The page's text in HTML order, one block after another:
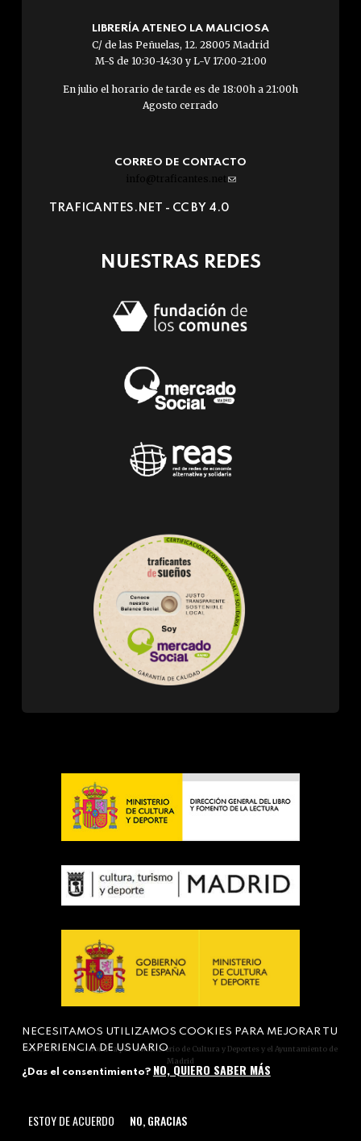
LIBRERÍA ATENEO LA MALICIOSA
C/ de las Peñuelas, 12. 28005 Madrid
M-S de 10:30-14:30 y L-V 17:00-21:00
En julio el horario de tarde es de 18:00h a 21:00h
Agosto cerrado
CORREO DE CONTACTO
info@traficantes.net (link
e-
TRAFICANTES.NET - CC BY 4.0
NUESTRAS REDES
Actividad subvencionada por el Ministerio de Cultura y Deportes y el Ayuntamiento de
Madrid
NECESITAMOS UTILIZAMOS COOKIES PARA MEJORAR TU
EXPERIENCIA DE USUARIO
¿Das el consentimiento? NO, QUIERO SABER MÁS
ESTOY DE ACUERDO NO, GRACIAS